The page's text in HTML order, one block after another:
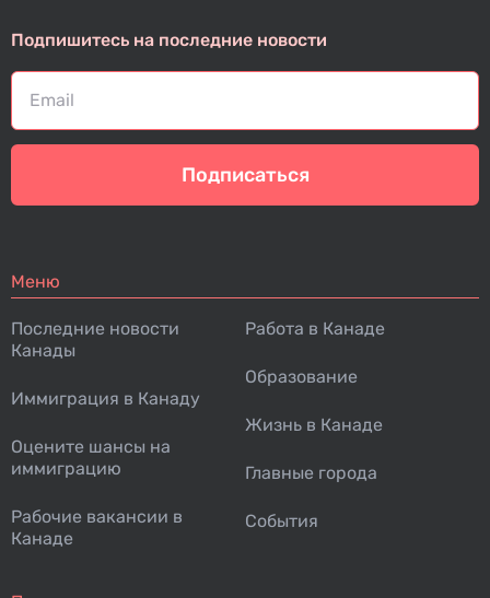
Подпишитесь на последние новости
Подписаться
Меню
Последние новости
Канады
Иммиграция в Канаду
Оцените шансы на
иммиграцию
Рабочие вакансии в
Канаде
Работа в Канаде
Образование
Жизнь в Канаде
Главные города
События